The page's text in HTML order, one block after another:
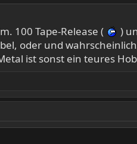
100 Tape-Release (
)
oder und
ist sonst ein teures